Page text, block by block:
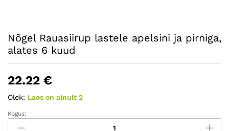
Nõgel Rauasiirup lastele apelsini ja pirniga,
alates 6 kuud
22.22 €
Olek: Laos on ainult 2
Nõgel
Rauasiirup
Kogus: